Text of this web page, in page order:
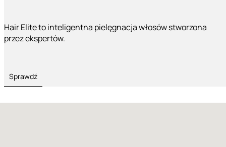
Hair Elite to inteligentna pielęgnacja włosów stworzona
przez ekspertów.
Sprawdź